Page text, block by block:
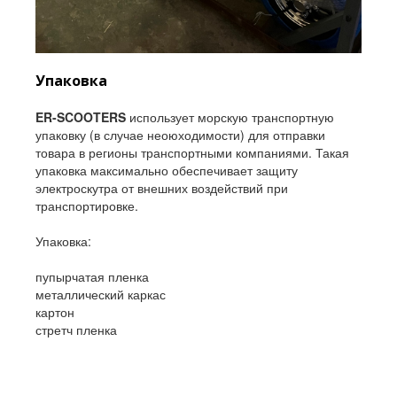
Упаковка
ER-SCOOTERS использует морскую транспортную
упаковку (в случае неоюходимости) для отправки
товара в регионы транспортными компаниями. Такая
упаковка максимально обеспечивает защиту
электроскутра от внешних воздействий при
транспортировке.
Упаковка:
пупырчатая пленка
металлический каркас
картон
стретч пленка